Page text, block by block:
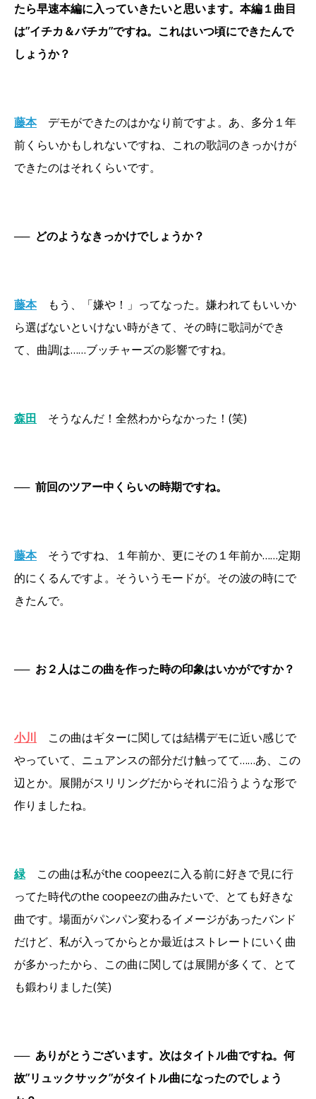
たら早速本編に入っていきたいと思います。本編１曲目
は”イチカ＆バチカ”ですね。これはいつ頃にできたんで
しょうか？
藤本
デモができたのはかなり前ですよ。あ、多分１年
前くらいかもしれないですね、これの歌詞のきっかけが
できたのはそれくらいです。
── どのようなきっかけでしょうか？
藤本
もう、「嫌や！」ってなった。嫌われてもいいか
ら選ばないといけない時がきて、その時に歌詞ができ
て、曲調は……ブッチャーズの影響ですね。
森田 そうなんだ！全然わからなかった！(笑)
── 前回のツアー中くらいの時期ですね。
藤本
そうですね、１年前か、更にその１年前か……定期
的にくるんですよ。そういうモードが。その波の時にで
きたんで。
── お２人はこの曲を作った時の印象はいかがですか？
小川
この曲はギターに関しては結構デモに近い感じで
やっていて、ニュアンスの部分だけ触ってて……あ、この
辺とか。展開がスリリングだからそれに沿うような形で
作りましたね。
緑
この曲は私がthe coopeezに入る前に好きで見に行
ってた時代のthe coopeezの曲みたいで、とても好きな
曲です。場面がパンパン変わるイメージがあったバンド
だけど、私が入ってからとか最近はストレートにいく曲
が多かったから、この曲に関しては展開が多くて、とて
も鍛わりました(笑)
── ありがとうございます。次はタイトル曲ですね。何
故”リュックサック”がタイトル曲になったのでしょう